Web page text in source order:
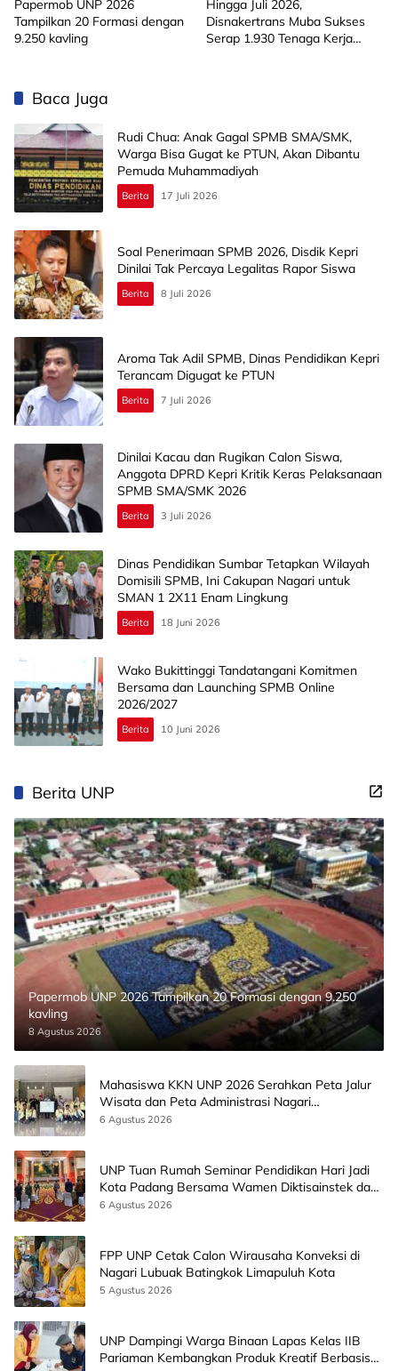
Papermob UNP 2026
Tampilkan 20 Formasi dengan
9.250 kavling
Hingga Juli 2026,
Disnakertrans Muba Sukses
Serap 1.930 Tenaga Kerja
Baca Juga
Rudi Chua: Anak Gagal SPMB SMA/SMK,
Warga Bisa Gugat ke PTUN, Akan Dibantu
Pemuda Muhammadiyah
Berita 17 Juli 2026
Soal Penerimaan SPMB 2026, Disdik Kepri
Dinilai Tak Percaya Legalitas Rapor Siswa
Berita 8 Juli 2026
Aroma Tak Adil SPMB, Dinas Pendidikan Kepri
Terancam Digugat ke PTUN
Berita 7 Juli 2026
Dinilai Kacau dan Rugikan Calon Siswa,
Anggota DPRD Kepri Kritik Keras Pelaksanaan
SPMB SMA/SMK 2026
Berita 3 Juli 2026
Dinas Pendidikan Sumbar Tetapkan Wilayah
Domisili SPMB, Ini Cakupan Nagari untuk
SMAN 1 2X11 Enam Lingkung
Berita 18 Juni 2026
Wako Bukittinggi Tandatangani Komitmen
Bersama dan Launching SPMB Online
2026/2027
Berita 10 Juni 2026
Berita UNP
Papermob UNP 2026 Tampilkan 20 Formasi dengan 9.250
kavling
8 Agustus 2026
Mahasiswa KKN UNP 2026 Serahkan Peta Jalur
Wisata dan Peta Administrasi Nagari
Paninggahan
6 Agustus 2026
UNP Tuan Rumah Seminar Pendidikan Hari Jadi
Kota Padang Bersama Wamen Diktisainstek dan
CEO EMGS Malaysia
6 Agustus 2026
FPP UNP Cetak Calon Wirausaha Konveksi di
Nagari Lubuak Batingkok Limapuluh Kota
5 Agustus 2026
UNP Dampingi Warga Binaan Lapas Kelas IIB
Pariaman Kembangkan Produk Kreatif Berbasis